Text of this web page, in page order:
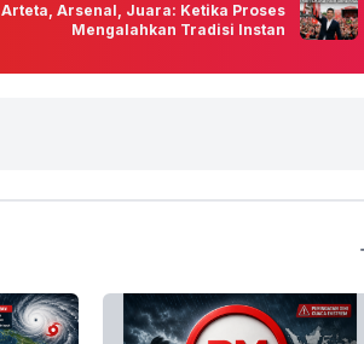
Arteta, Arsenal, Juara: Ketika Proses
Mengalahkan Tradisi Instan